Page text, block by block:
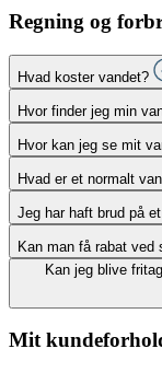
Regning og
Hvad koster vandet?
Hvor finder jeg min
Hvor kan jeg se mit
Hvad er et normalt
Jeg har haft brud på
Kan man få rabat ved
Kan jeg blive
Mit